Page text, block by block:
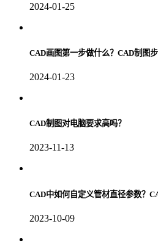
2024-01-25
CAD画图第一步做什么？CAD制图
2024-01-23
CAD制图对电脑要求高吗？
2023-11-13
CAD中如何自定义管材直径参数？
2023-10-09